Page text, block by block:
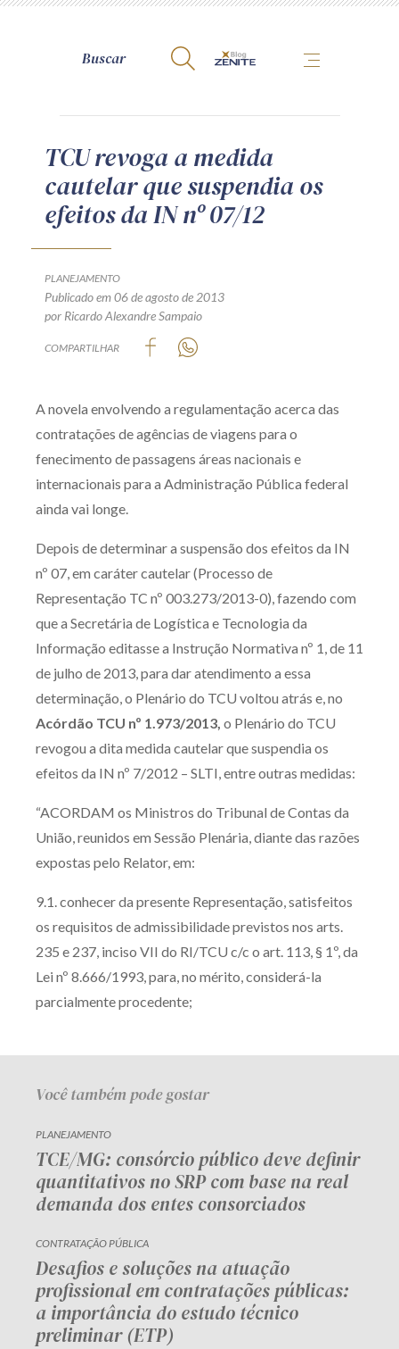
A Zênite
Como publicar conosco
Site da Zênite
Política de Privacidade
Guia de Direitos dos Titulares de Dados
Encarregado (contato)
Produtos e serviços
Zênite Fácil IA
Zênite Play
Mentoria Zênite
Capacitação
Zênite Online
Eventos presenciais
Zênite in Company
Diferenciais
Receba por RSS
Av. Sete de Setembro, 4698
Batel
Curitiba/ PR CEP 80240-000
Telefone (41) 2109-8666
Whatsapp (41) 98881-6616
TCU revoga a medida
cautelar que suspendia os
efeitos da IN nº 07/12
PLANEJAMENTO
Publicado em 06 de agosto de 2013
por Ricardo Alexandre Sampaio
COMPARTILHAR
A novela envolvendo a regulamentação acerca das
contratações de agências de viagens para o
fenecimento de passagens áreas nacionais e
internacionais para a Administração Pública federal
ainda vai longe.
Depois de determinar a suspensão dos efeitos da IN
nº 07, em caráter cautelar (Processo de
Representação TC nº 003.273/2013-0), fazendo com
que a Secretária de Logística e Tecnologia da
Informação editasse a Instrução Normativa nº 1, de 11
de julho de 2013, para dar atendimento a essa
determinação, o Plenário do TCU voltou atrás e, no
Acórdão TCU nº 1.973/2013, o Plenário do TCU
revogou a dita medida cautelar que suspendia os
efeitos da IN nº 7/2012 – SLTI, entre outras medidas:
“ACORDAM os Ministros do Tribunal de Contas da
União, reunidos em Sessão Plenária, diante das razões
expostas pelo Relator, em:
9.1. conhecer da presente Representação, satisfeitos
os requisitos de admissibilidade previstos nos arts.
235 e 237, inciso VII do RI/TCU c/c o art. 113, § 1º, da
Lei nº 8.666/1993, para, no mérito, considerá-la
parcialmente procedente;
Você também pode gostar
PLANEJAMENTO
TCE/MG: consórcio público deve definir
quantitativos no SRP com base na real
demanda dos entes consorciados
CONTRATAÇÃO PÚBLICA
Desafios e soluções na atuação
profissional em contratações públicas:
a importância do estudo técnico
preliminar (ETP)